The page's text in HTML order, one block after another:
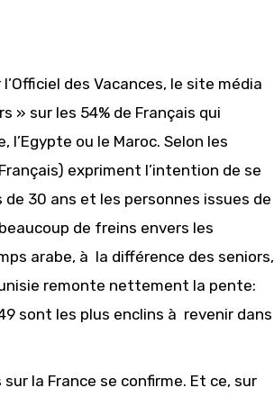
des Vacances, le site média
» sur les 54% de Français qui
ou le Maroc. Selon les
expriment l’intention de se
30 ans et les personnes issues de
de freins envers les
arabe, à la différence des seniors,
remonte nettement la pente:
sont les plus enclins à revenir dans
la France se confirme. Et ce, sur